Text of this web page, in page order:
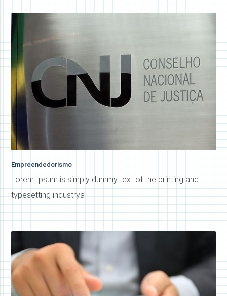
Empreendedorismo
Lorem Ipsum is simply dummy text of the printing and
typesetting industrya